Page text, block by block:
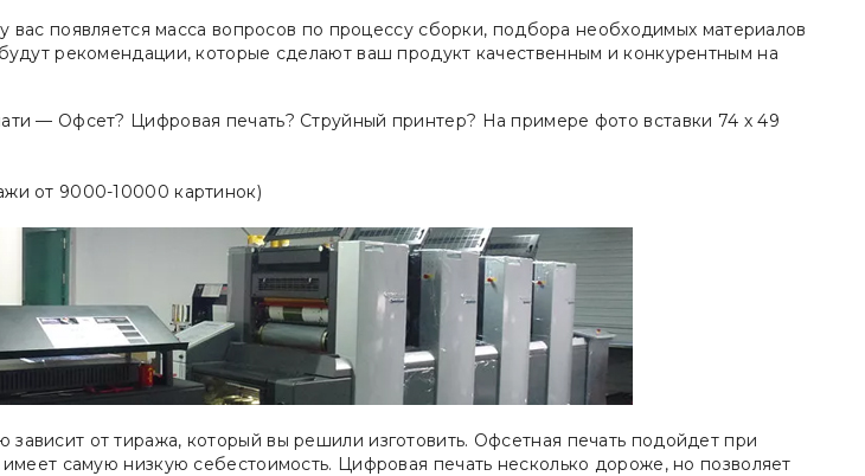
у вас появляется масса вопросов по процессу сборки, подбора необходимых материалов
рекомендации, которые сделают ваш продукт качественным и конкурентным на
— Офсет? Цифровая печать? Струйный принтер? На примере фото вставки 74 х 49
от 9000-10000 картинок)
от тиража, который вы решили изготовить. Офсетная печать подойдет при
самую низкую себестоимость. Цифровая печать несколько дороже, но позволяет